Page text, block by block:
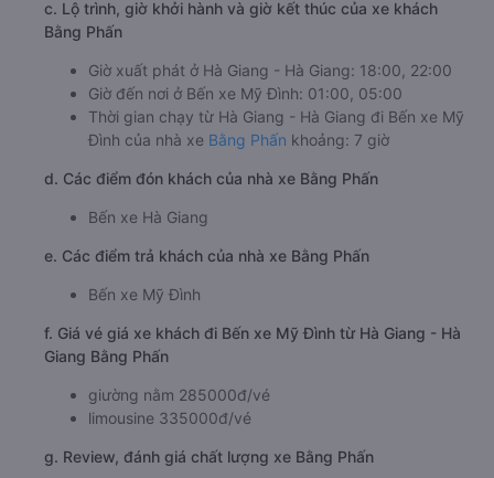
c. Lộ trình, giờ khởi hành và giờ kết thúc của xe khách
Bằng Phấn
Giờ xuất phát ở Hà Giang - Hà Giang: 18:00, 22:00
Giờ đến nơi ở Bến xe Mỹ Đình: 01:00, 05:00
Thời gian chạy từ Hà Giang - Hà Giang đi Bến xe Mỹ
Đình của nhà xe Bằng Phấn khoảng: 7 giờ
d. Các điểm đón khách của nhà xe Bằng Phấn
Bến xe Hà Giang
e. Các điểm trả khách của nhà xe Bằng Phấn
Bến xe Mỹ Đình
f. Giá vé giá xe khách đi Bến xe Mỹ Đình từ Hà Giang - Hà
Giang Bằng Phấn
giường nằm 285000đ/vé
limousine 335000đ/vé
g. Review, đánh giá chất lượng xe Bằng Phấn